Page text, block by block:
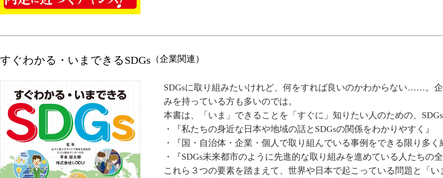
すぐわかる・いまできるSDGs （企業関連）
SDGsに取り組みたいけれど、何をすれば良いのかわからない……。
みを持っている方も多いのでは。
本書は、「いま」できることを「すぐに」知りたい人のための、
・『私たちの身近な日本や地域の話とSDGsの関係をわかりやすく』
・『国・自治体・企業・個人で取り組んでいる事例をできる限り多く
・『SDGs未来都市のように先進的な取り組みを進めている人たちの
これら３つの要素を踏まえて、世界や日本で起こっている問題と「